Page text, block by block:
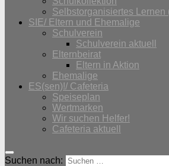
Selbstorganisiertes Lernen
SIE/ Eltern und Ehemalige
Schulverein
Schulverein aktuell
Elternbeirat
Eltern in Aktion
Ehemalige
ES(sen)!/ Cafeteria
Speiseplan
Wertmarken
Wir suchen Helfer!
Cafeteria aktuell
Suchen nach: